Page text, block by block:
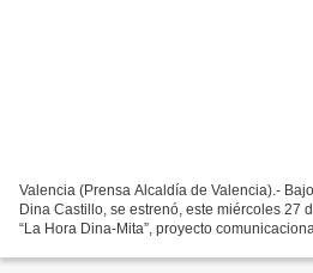
Valencia (Prensa Alcaldía de Valencia).-
Dina Castillo, se estrenó, este miércoles 27
“La Hora Dina-Mita”, proyecto